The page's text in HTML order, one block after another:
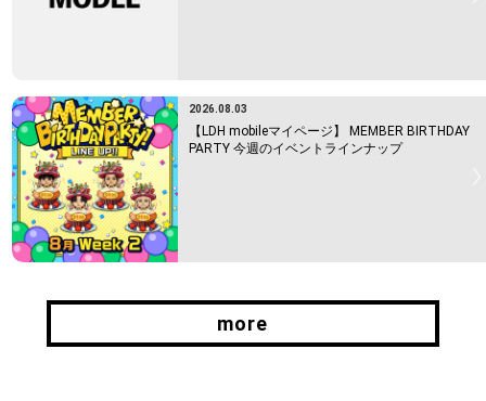
2026.08.03
【LDH mobileマイページ】 MEMBER BIRTHDAY
PARTY 今週のイベントラインナップ
more